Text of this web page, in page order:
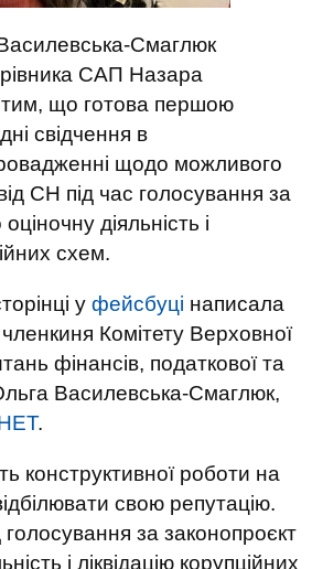
Смаглюк
САП Назара
тим, що готова першою
свідчення в
щодо можливого
СН під час голосування за
діяльність і
схем.
у фейсбуці написала
Комітету Верховної
фінансів, податкової та
Василевська-Смаглюк,
.
конструктивної роботи на
свою репутацію.
за законопроєкт
і ліквідацію корупційних